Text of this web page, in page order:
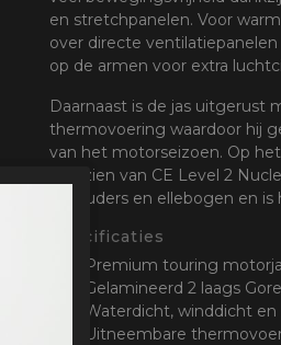
en stretchpanelen. Voor
over directe
op de armen voor extra
Daarnaast is de jas uitgerust
thermovoering waardoor hij
van het motorseizoen. Op
voorzien van CE Level 2
schouders en ellebogen en
Specificaties
Premium touring
Gelamineerd 2 laags
Waterdicht, winddicht
Uitneembare